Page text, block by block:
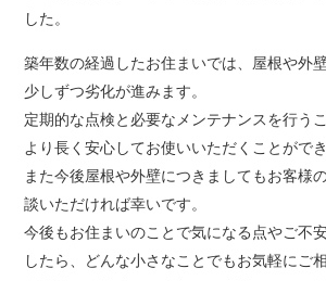
した。
築年数の経過したお住まいでは、屋根や外
少しずつ劣化が進みます。
定期的な点検と必要なメンテナンスを行う
より長く安心してお使いいただくことができ
また今後屋根や外壁につきましてもお客様
談いただければ幸いです。
今後もお住まいのことで気になる点やご不
したら、どんな小さなことでもお気軽にご